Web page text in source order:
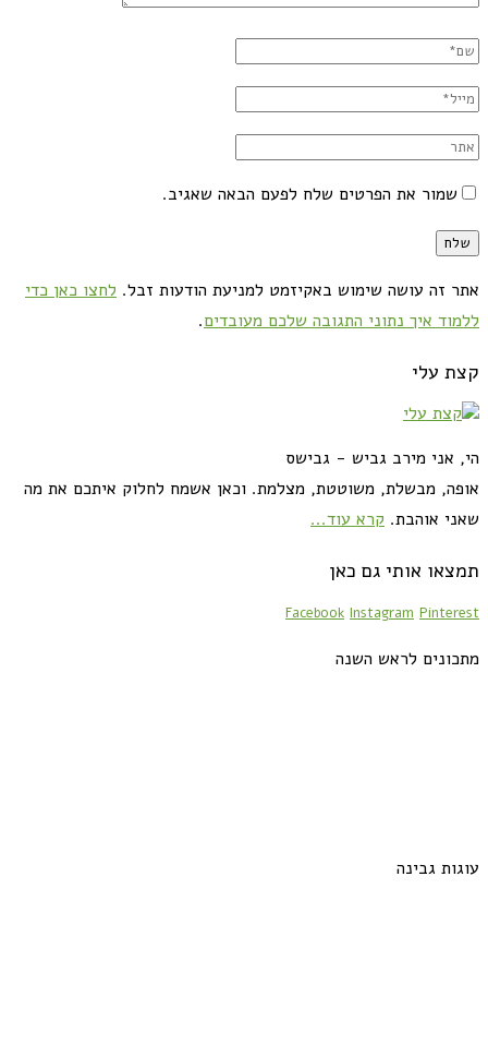
שמור את הפרטים שלח לפעם הבאה שאגיב.
אתר זה עושה שימוש באקיזמט למניעת הודעות זבל. לחצו כאן כדי
ללמוד איך נתוני התגובה שלכם מעובדים.
קצת עלי
הי, אני מירב גביש - גבישס
אופה, מבשלת, משוטטת, מצלמת. וכאן אשמח לחלוק איתכם את מה
שאני אוהבת. קרא עוד...
תמצאו אותי גם כאן
Facebook Instagram Pinterest
מתכונים לראש השנה
עוגות גבינה